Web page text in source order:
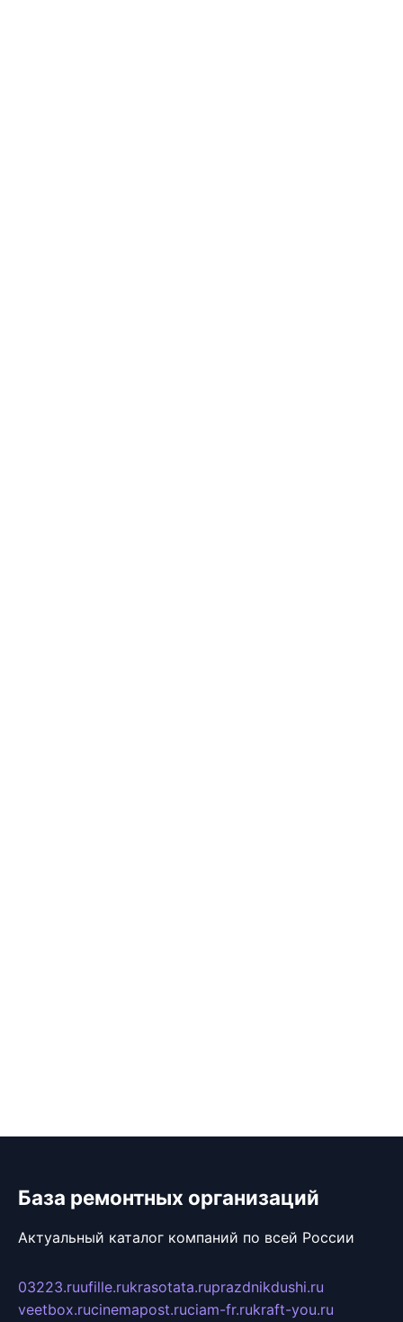
База ремонтных организаций
Актуальный каталог компаний по всей России
03223.ruufille.rukrasotata.ruprazdnikdushi.ru
veetbox.rucinemapost.ruciam-fr.rukraft-you.ru